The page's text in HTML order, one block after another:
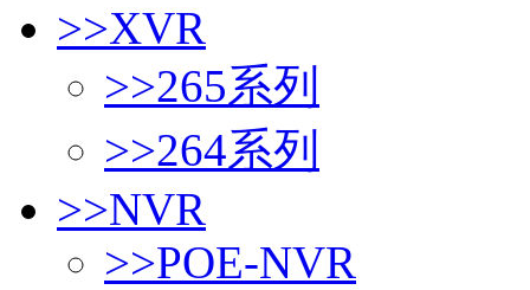
>>XVR
>>265系列
>>264系列
>>NVR
>>POE-NVR